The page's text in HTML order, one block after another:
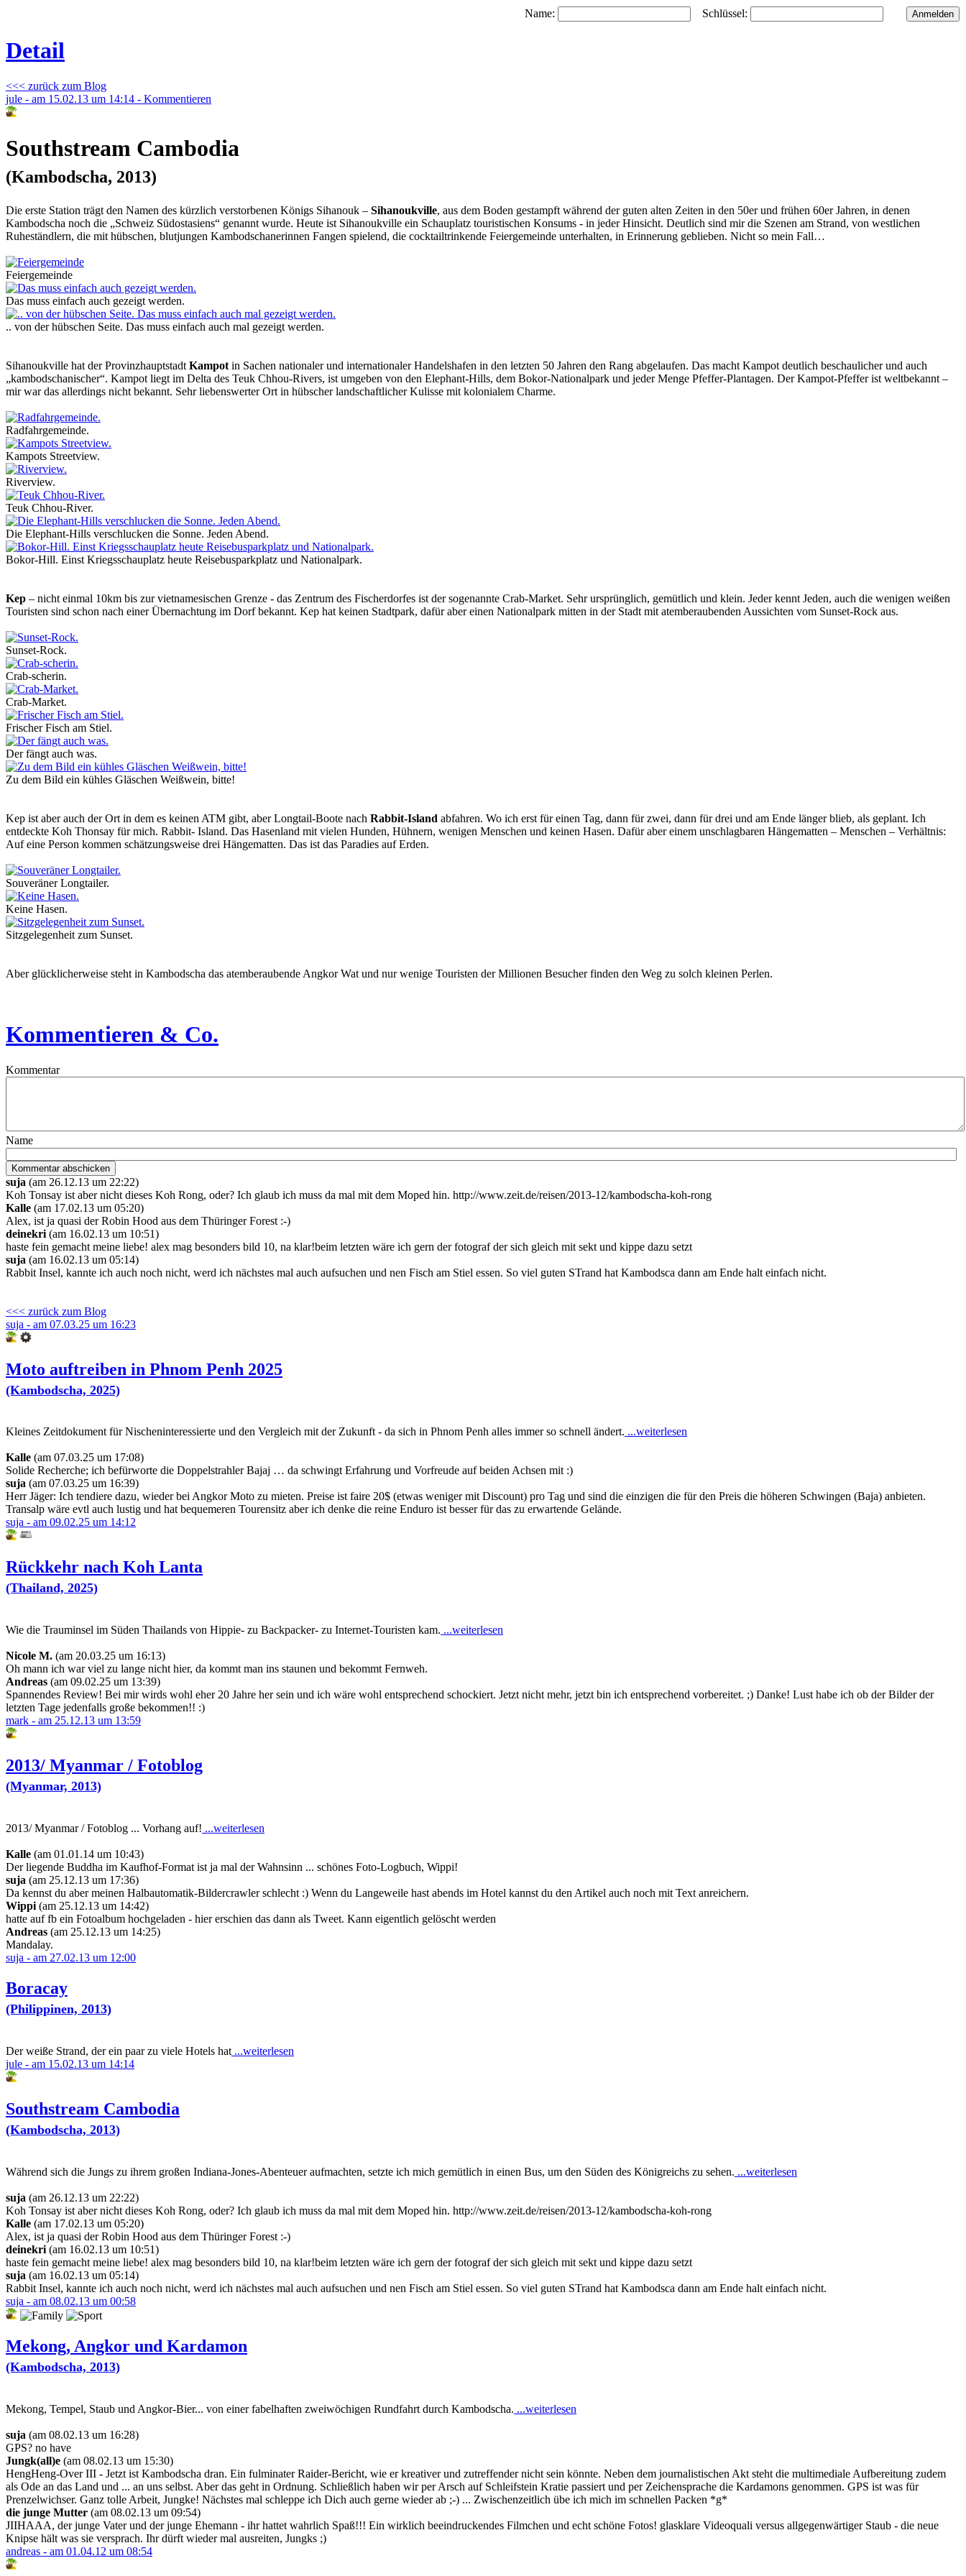
Name: Schlüssel:
Detail
<<< zurück zum Blog
jule - am 15.02.13 um 14:14 - Kommentieren
Southstream Cambodia
(Kambodscha, 2013)
Die erste Station trägt den Namen des kürzlich verstorbenen Königs Sihanouk – Sihanoukville, aus dem Boden gestampft während der guten alten Zeiten in den 50er und frühen 60er Jahren, in denen
Kambodscha noch die „Schweiz Südostasiens“ genannt wurde. Heute ist Sihanoukville ein Schauplatz touristischen Konsums - in jeder Hinsicht. Deutlich sind mir die Szenen am Strand, von westlichen
Ruheständlern, die mit hübschen, blutjungen Kambodschanerinnen Fangen spielend, die cocktailtrinkende Feiergemeinde unterhalten, in Erinnerung geblieben. Nicht so mein Fall…
Feiergemeinde
Das muss einfach auch gezeigt werden.
.. von der hübschen Seite. Das muss einfach auch mal gezeigt werden.
Sihanoukville hat der Provinzhauptstadt Kampot in Sachen nationaler und internationaler Handelshafen in den letzten 50 Jahren den Rang abgelaufen. Das macht Kampot deutlich beschaulicher und auch
„kambodschanischer“. Kampot liegt im Delta des Teuk Chhou-Rivers, ist umgeben von den Elephant-Hills, dem Bokor-Nationalpark und jeder Menge Pfeffer-Plantagen. Der Kampot-Pfeffer ist weltbekannt –
mir war das allerdings nicht bekannt. Sehr liebenswerter Ort in hübscher landschaftlicher Kulisse mit kolonialem Charme.
Radfahrgemeinde.
Kampots Streetview.
Riverview.
Teuk Chhou-River.
Die Elephant-Hills verschlucken die Sonne. Jeden Abend.
Bokor-Hill. Einst Kriegsschauplatz heute Reisebusparkplatz und Nationalpark.
Kep – nicht einmal 10km bis zur vietnamesischen Grenze - das Zentrum des Fischerdorfes ist der sogenannte Crab-Market. Sehr ursprünglich, gemütlich und klein. Jeder kennt Jeden, auch die wenigen weißen
Touristen sind schon nach einer Übernachtung im Dorf bekannt. Kep hat keinen Stadtpark, dafür aber einen Nationalpark mitten in der Stadt mit atemberaubenden Aussichten vom Sunset-Rock aus.
Sunset-Rock.
Crab-scherin.
Crab-Market.
Frischer Fisch am Stiel.
Der fängt auch was.
Zu dem Bild ein kühles Gläschen Weißwein, bitte!
Kep ist aber auch der Ort in dem es keinen ATM gibt, aber Longtail-Boote nach Rabbit-Island abfahren. Wo ich erst für einen Tag, dann für zwei, dann für drei und am Ende länger blieb, als geplant. Ich
entdeckte Koh Thonsay für mich. Rabbit- Island. Das Hasenland mit vielen Hunden, Hühnern, wenigen Menschen und keinen Hasen. Dafür aber einem unschlagbaren Hängematten – Menschen – Verhältnis:
Auf eine Person kommen schätzungsweise drei Hängematten. Das ist das Paradies auf Erden.
Souveräner Longtailer.
Keine Hasen.
Sitzgelegenheit zum Sunset.
Aber glücklicherweise steht in Kambodscha das atemberaubende Angkor Wat und nur wenige Touristen der Millionen Besucher finden den Weg zu solch kleinen Perlen.
Kommentieren & Co.
Kommentar
Name
suja (am 26.12.13 um 22:22)
Koh Tonsay ist aber nicht dieses Koh Rong, oder? Ich glaub ich muss da mal mit dem Moped hin. http://www.zeit.de/reisen/2013-12/kambodscha-koh-rong
Kalle (am 17.02.13 um 05:20)
Alex, ist ja quasi der Robin Hood aus dem Thüringer Forest :-)
deinekri (am 16.02.13 um 10:51)
haste fein gemacht meine liebe! alex mag besonders bild 10, na klar!beim letzten wäre ich gern der fotograf der sich gleich mit sekt und kippe dazu setzt
suja (am 16.02.13 um 05:14)
Rabbit Insel, kannte ich auch noch nicht, werd ich nächstes mal auch aufsuchen und nen Fisch am Stiel essen. So viel guten STrand hat Kambodsca dann am Ende halt einfach nicht.
<<< zurück zum Blog
suja - am 07.03.25 um 16:23
Moto auftreiben in Phnom Penh 2025
(Kambodscha, 2025)
Kleines Zeitdokument für Nischeninteressierte und den Vergleich mit der Zukunft - da sich in Phnom Penh alles immer so schnell ändert. ...weiterlesen
Kalle (am 07.03.25 um 17:08)
Solide Recherche; ich befürworte die Doppelstrahler Bajaj … da schwingt Erfahrung und Vorfreude auf beiden Achsen mit :)
suja (am 07.03.25 um 16:39)
Herr Jäger: Ich tendiere dazu, wieder bei Angkor Moto zu mieten. Preise ist faire 20$ (etwas weniger mit Discount) pro Tag und sind die einzigen die für den Preis die höheren Schwingen (Baja) anbieten.
Transalp wäre evtl auch lustig und hat bequemeren Tourensitz aber ich denke die reine Enduro ist besser für das zu erwartende Gelände.
suja - am 09.02.25 um 14:12
Rückkehr nach Koh Lanta
(Thailand, 2025)
Wie die Trauminsel im Süden Thailands von Hippie- zu Backpacker- zu Internet-Touristen kam. ...weiterlesen
Nicole M. (am 20.03.25 um 16:13)
Oh mann ich war viel zu lange nicht hier, da kommt man ins staunen und bekommt Fernweh.
Andreas (am 09.02.25 um 13:39)
Spannendes Review! Bei mir wirds wohl eher 20 Jahre her sein und ich wäre wohl entsprechend schockiert. Jetzt nicht mehr, jetzt bin ich entsprechend vorbereitet. ;) Danke! Lust habe ich ob der Bilder der
letzten Tage jedenfalls große bekommen!! :)
mark - am 25.12.13 um 13:59
2013/ Myanmar / Fotoblog
(Myanmar, 2013)
2013/ Myanmar / Fotoblog ... Vorhang auf! ...weiterlesen
Kalle (am 01.01.14 um 10:43)
Der liegende Buddha im Kaufhof-Format ist ja mal der Wahnsinn ... schönes Foto-Logbuch, Wippi!
suja (am 25.12.13 um 17:36)
Da kennst du aber meinen Halbautomatik-Bildercrawler schlecht :) Wenn du Langeweile hast abends im Hotel kannst du den Artikel auch noch mit Text anreichern.
Wippi (am 25.12.13 um 14:42)
hatte auf fb ein Fotoalbum hochgeladen - hier erschien das dann als Tweet. Kann eigentlich gelöscht werden
Andreas (am 25.12.13 um 14:25)
Mandalay.
suja - am 27.02.13 um 12:00
Boracay
(Philippinen, 2013)
Der weiße Strand, der ein paar zu viele Hotels hat ...weiterlesen
jule - am 15.02.13 um 14:14
Southstream Cambodia
(Kambodscha, 2013)
Während sich die Jungs zu ihrem großen Indiana-Jones-Abenteuer aufmachten, setzte ich mich gemütlich in einen Bus, um den Süden des Königreichs zu sehen. ...weiterlesen
suja (am 26.12.13 um 22:22)
Koh Tonsay ist aber nicht dieses Koh Rong, oder? Ich glaub ich muss da mal mit dem Moped hin. http://www.zeit.de/reisen/2013-12/kambodscha-koh-rong
Kalle (am 17.02.13 um 05:20)
Alex, ist ja quasi der Robin Hood aus dem Thüringer Forest :-)
deinekri (am 16.02.13 um 10:51)
haste fein gemacht meine liebe! alex mag besonders bild 10, na klar!beim letzten wäre ich gern der fotograf der sich gleich mit sekt und kippe dazu setzt
suja (am 16.02.13 um 05:14)
Rabbit Insel, kannte ich auch noch nicht, werd ich nächstes mal auch aufsuchen und nen Fisch am Stiel essen. So viel guten STrand hat Kambodsca dann am Ende halt einfach nicht.
suja - am 08.02.13 um 00:58
Mekong, Angkor und Kardamon
(Kambodscha, 2013)
Mekong, Tempel, Staub und Angkor-Bier... von einer fabelhaften zweiwöchigen Rundfahrt durch Kambodscha. ...weiterlesen
suja (am 08.02.13 um 16:28)
GPS? no have
Jungk(all)e (am 08.02.13 um 15:30)
HengHeng-Over III - Jetzt ist Kambodscha dran. Ein fulminater Raider-Bericht, wie er kreativer und zutreffender nicht sein könnte. Neben dem journalistischen Akt steht die multimediale Aufbereitung zudem
als Ode an das Land und ... an uns selbst. Aber das geht in Ordnung. Schließlich haben wir per Arsch auf Schleifstein Kratie passiert und per Zeichensprache die Kardamons genommen. GPS ist was für
Prenzelwichser. Ganz tolle Arbeit, Jungke! Nächstes mal schleppe ich Dich auch gerne wieder ab ;-) ... Zwischenzeitlich übe ich mich im schnellen Packen *g*
die junge Mutter (am 08.02.13 um 09:54)
JIIHAAA, der junge Vater und der junge Ehemann - ihr hattet wahrlich Spaß!!! Ein wirklich beeindruckendes Filmchen und echt schöne Fotos! glasklare Videoquali versus allgegenwärtiger Staub - die neue
Knipse hält was sie versprach. Ihr dürft wieder mal ausreiten, Jungks ;)
andreas - am 01.04.12 um 08:54